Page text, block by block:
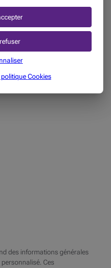
de vous l’expliquer.
des informations générales
Ces
Cookies